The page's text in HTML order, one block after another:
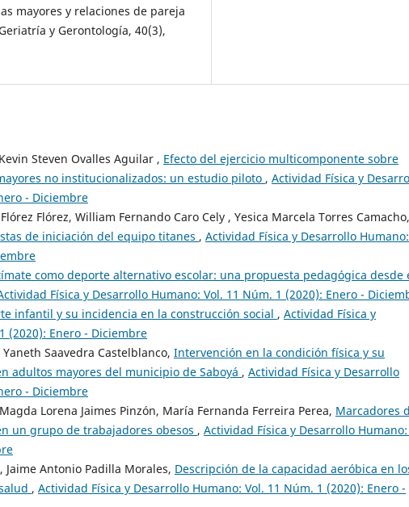
mayores y relaciones de pareja
y Gerontología, 40(3),
Steven Ovalles Aguilar , Efecto del ejercicio multicomponente sobre
no institucionalizados: un estudio piloto , Actividad Física y
- Diciembre
Flórez, William Fernando Caro Cely , Yesica Marcela Torres Camacho,
de iniciación del equipo titanes , Actividad Física y Desarrollo Humano:
como deporte alternativo escolar: una propuesta pedagógica desde
Física y Desarrollo Humano: Vol. 11 Núm. 1 (2020): Enero -
infantil y su incidencia en la construcción social , Actividad Física y
(2020): Enero - Diciembre
Saavedra Castelblanco, Intervención en la condición física y su
adultos mayores del municipio de Saboyá , Actividad Física y Desarrollo
- Diciembre
Lorena Jaimes Pinzón, María Fernanda Ferreira Perea, Marcadores
un grupo de trabajadores obesos , Actividad Física y Desarrollo Humano:
Antonio Padilla Morales, Descripción de la capacidad aeróbica en
, Actividad Física y Desarrollo Humano: Vol. 11 Núm. 1 (2020): Enero -